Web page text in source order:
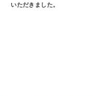
いただきました。